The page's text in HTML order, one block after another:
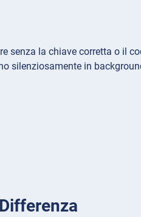
senza la chiave corretta o il
silenziosamente in